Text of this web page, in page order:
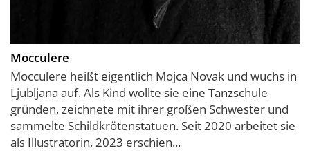
Mocculere
Mocculere heißt eigentlich Mojca Novak und wuchs in
Ljubljana auf. Als Kind wollte sie eine Tanzschule
gründen, zeichnete mit ihrer großen Schwester und
sammelte Schildkrötenstatuen. Seit 2020 arbeitet sie
als Illustratorin, 2023 erschien...